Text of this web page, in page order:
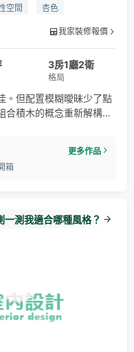
空間
杏色
我家裝修報價
3房1廳2衛
格局
。但配置模糊曖昧少了點
合積木的概念重新解構，
常見的栓木皮以噴塗方式
石材，奶茶色的廚具面
更多作品
箱
一測我適合哪種風格？